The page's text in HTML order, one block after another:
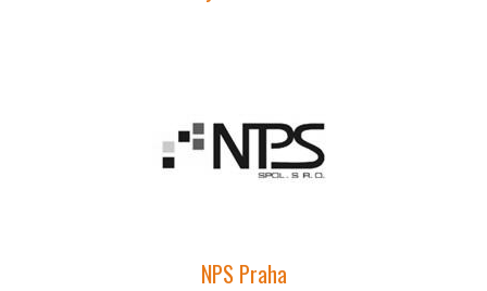
NPS Praha